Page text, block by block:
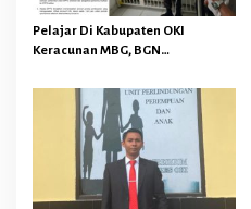
Pelajar Di Kabupaten OKI
Keracunan MBG, BGN
Sementara SPPG Air Sugihan
Bandar Jaya